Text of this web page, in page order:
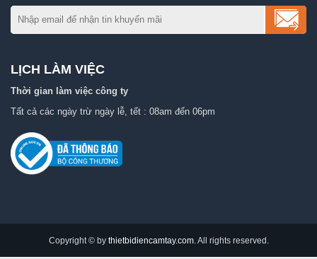
LỊCH LÀM VIỆC
Thời gian làm việc công ty
Tất cả các ngày trừ ngày lễ, tết : 08am đến 06pm
Copyright © by thietbidiencamtay.com. All rights reserved.